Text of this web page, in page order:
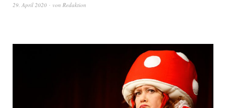
29. April 2020 von Redaktion